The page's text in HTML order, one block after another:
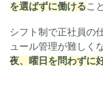
を選ばずに働けるこ
シフト制で正社員の
ュール管理が難しく
夜、曜日を問わずに